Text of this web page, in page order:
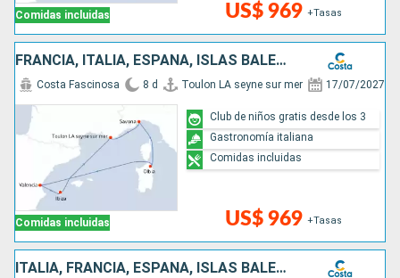
Comidas incluidas US$ 969 +Tasas
FRANCIA, ITALIA, ESPAÑA, ISLAS BALEARES
Comidas incluidas
Costa Fascinosa 8 d Toulon LA seyne sur mer 17/07/2027
US$ 969 +Tasas
Club de niños gratis desde los 3
Gastronomía italiana
Comidas incluidas
ITALIA, FRANCIA, ESPAÑA, ISLAS BALEARES